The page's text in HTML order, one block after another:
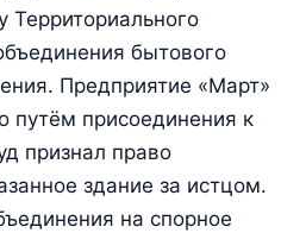
Территориального
бытового
Предприятие «Март»
путём присоединения к
признал право
здание за истцом.
на спорное